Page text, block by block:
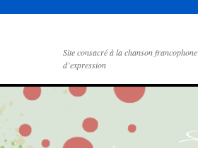
Site consacré à la chanson francophone
d’expression